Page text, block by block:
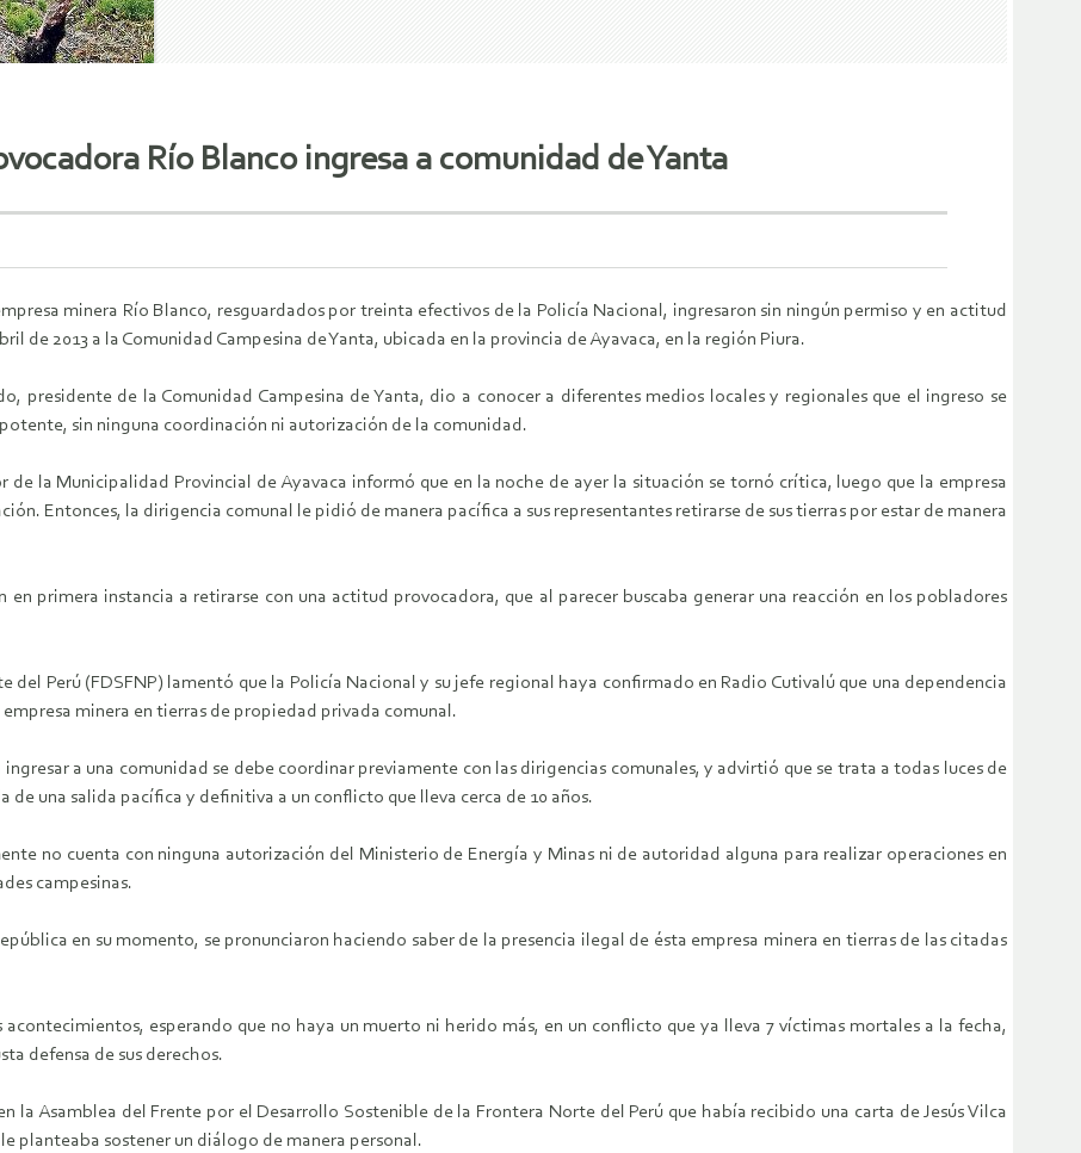
Río Blanco ingresa a comunidad de Yanta
minera Río Blanco, resguardados por treinta efectivos de la Policía Nacional, ingresaron sin ningún permiso y en actitud
de 2013 a la Comunidad Campesina de Yanta, ubicada en la provincia de Ayavaca, en la región Piura.
presidente de la Comunidad Campesina de Yanta, dio a conocer a diferentes medios locales y regionales que el ingreso se
sin ninguna coordinación ni autorización de la comunidad.
de la Municipalidad Provincial de Ayavaca informó que en la noche de ayer la situación se tornó crítica, luego que la empresa
Entonces, la dirigencia comunal le pidió de manera pacífica a sus representantes retirarse de sus tierras por estar de manera
primera instancia a retirarse con una actitud provocadora, que al parecer buscaba generar una reacción en los pobladores
Perú (FDSFNP) lamentó que la Policía Nacional y su jefe regional haya confirmado en Radio Cutivalú que una dependencia
minera en tierras de propiedad privada comunal.
a una comunidad se debe coordinar previamente con las dirigencias comunales, y advirtió que se trata a todas luces de
una salida pacífica y definitiva a un conflicto que lleva cerca de 10 años.
no cuenta con ninguna autorización del Ministerio de Energía y Minas ni de autoridad alguna para realizar operaciones en
campesinas.
en su momento, se pronunciaron haciendo saber de la presencia ilegal de ésta empresa minera en tierras de las citadas
esperando que no haya un muerto ni herido más, en un conflicto que ya lleva 7 víctimas mortales a la fecha,
defensa de sus derechos.
la Asamblea del Frente por el Desarrollo Sostenible de la Frontera Norte del Perú que había recibido una carta de Jesús Vilca
planteaba sostener un diálogo de manera personal.